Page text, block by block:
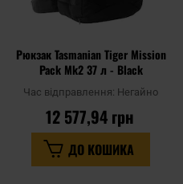
Рюкзак Tasmanian Tiger Mission
Pack Mk2 37 л - Black
Час відправлення: Негайно
12 577,94 грн
ДО КОШИКА